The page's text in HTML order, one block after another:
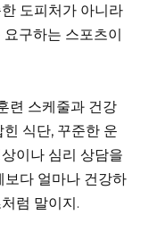
도피처가 아니라
구하는 스포츠이
련 스케줄과 건강
식단, 꾸준한 운
이나 심리 상담을
보다 얼마나 건강하
럼 말이지.